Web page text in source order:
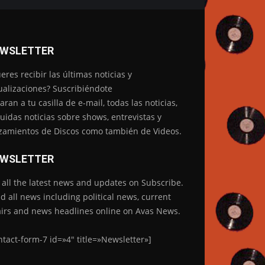
recibir las últimas noticias y
Suscribiéndote
a tu casilla de e-mail, todas las noticias,
noticias sobre shows, entrevistas y
de Discos como también de Videos.
all the latest news and updates on Subscribe.
all news including political news, current
and news headlines online on Avas News.
form-7 id=»4″ title=»Newsletter»]